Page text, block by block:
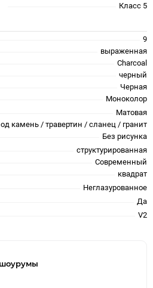
Класс 5
9
выраженная
Charcoal
черный
Черная
Моноколор
Матовая
камень / травертин / сланец / гранит
Без рисунка
структурированная
Современный
квадрат
Неглазурованное
Да
V2